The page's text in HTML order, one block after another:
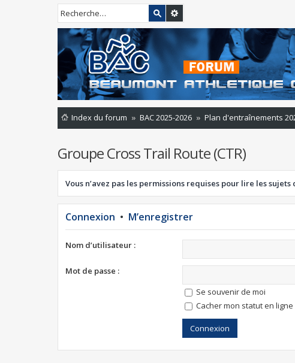
Index du forum BAC 2025-2026 Plan d'entraînements
Groupe Cross Trail Route (CTR)
Vous n’avez pas les permissions requises pour lire les sujets
Connexion • M’enregistrer
Nom d’utilisateur :
Mot de passe :
Se souvenir de moi
Cacher mon statut en